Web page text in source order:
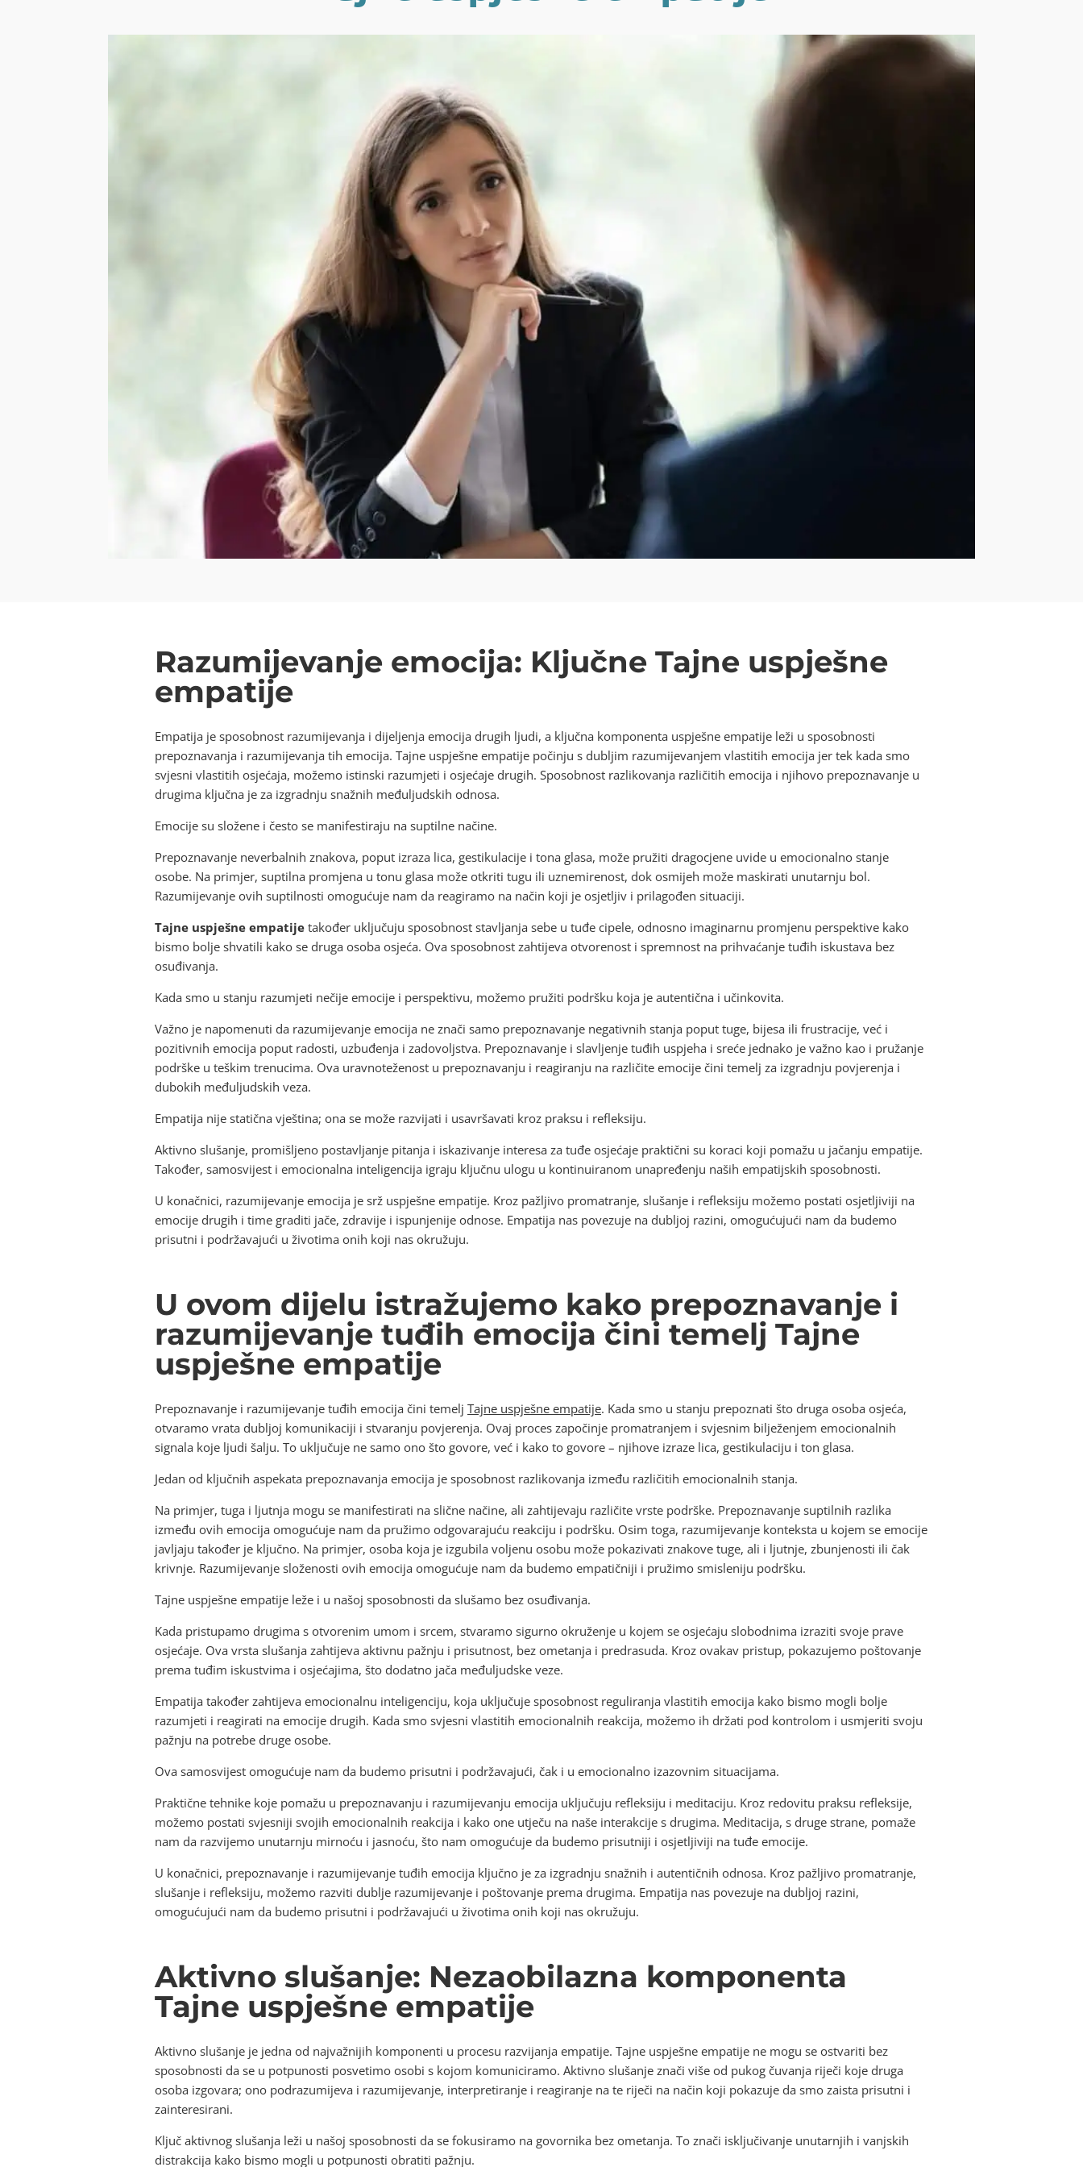
Razumijevanje emocija: Ključne Tajne uspješne
empatije
Empatija je sposobnost razumijevanja i dijeljenja emocija drugih ljudi, a ključna komponenta uspješne empatije leži u sposobnosti
prepoznavanja i razumijevanja tih emocija. Tajne uspješne empatije počinju s dubljim razumijevanjem vlastitih emocija jer tek kada smo
svjesni vlastitih osjećaja, možemo istinski razumjeti i osjećaje drugih. Sposobnost razlikovanja različitih emocija i njihovo prepoznavanje u
drugima ključna je za izgradnju snažnih međuljudskih odnosa.
Emocije su složene i često se manifestiraju na suptilne načine.
Prepoznavanje neverbalnih znakova, poput izraza lica, gestikulacije i tona glasa, može pružiti dragocjene uvide u emocionalno stanje
osobe. Na primjer, suptilna promjena u tonu glasa može otkriti tugu ili uznemirenost, dok osmijeh može maskirati unutarnju bol.
Razumijevanje ovih suptilnosti omogućuje nam da reagiramo na način koji je osjetljiv i prilagođen situaciji.
Tajne uspješne empatije također uključuju sposobnost stavljanja sebe u tuđe cipele, odnosno imaginarnu promjenu perspektive kako
bismo bolje shvatili kako se druga osoba osjeća. Ova sposobnost zahtijeva otvorenost i spremnost na prihvaćanje tuđih iskustava bez
osuđivanja.
Kada smo u stanju razumjeti nečije emocije i perspektivu, možemo pružiti podršku koja je autentična i učinkovita.
Važno je napomenuti da razumijevanje emocija ne znači samo prepoznavanje negativnih stanja poput tuge, bijesa ili frustracije, već i
pozitivnih emocija poput radosti, uzbuđenja i zadovoljstva. Prepoznavanje i slavljenje tuđih uspjeha i sreće jednako je važno kao i pružanje
podrške u teškim trenucima. Ova uravnoteženost u prepoznavanju i reagiranju na različite emocije čini temelj za izgradnju povjerenja i
dubokih međuljudskih veza.
Empatija nije statična vještina; ona se može razvijati i usavršavati kroz praksu i refleksiju.
Aktivno slušanje, promišljeno postavljanje pitanja i iskazivanje interesa za tuđe osjećaje praktični su koraci koji pomažu u jačanju empatije.
Također, samosvijest i emocionalna inteligencija igraju ključnu ulogu u kontinuiranom unapređenju naših empatijskih sposobnosti.
U konačnici, razumijevanje emocija je srž uspješne empatije. Kroz pažljivo promatranje, slušanje i refleksiju možemo postati osjetljiviji na
emocije drugih i time graditi jače, zdravije i ispunjenije odnose. Empatija nas povezuje na dubljoj razini, omogućujući nam da budemo
prisutni i podržavajući u životima onih koji nas okružuju.
U ovom dijelu istražujemo kako prepoznavanje i
razumijevanje tuđih emocija čini temelj Tajne
uspješne empatije
Prepoznavanje i razumijevanje tuđih emocija čini temelj Tajne uspješne empatije. Kada smo u stanju prepoznati što druga osoba osjeća,
otvaramo vrata dubljoj komunikaciji i stvaranju povjerenja. Ovaj proces započinje promatranjem i svjesnim bilježenjem emocionalnih
signala koje ljudi šalju. To uključuje ne samo ono što govore, već i kako to govore – njihove izraze lica, gestikulaciju i ton glasa.
Jedan od ključnih aspekata prepoznavanja emocija je sposobnost razlikovanja između različitih emocionalnih stanja.
Na primjer, tuga i ljutnja mogu se manifestirati na slične načine, ali zahtijevaju različite vrste podrške. Prepoznavanje suptilnih razlika
između ovih emocija omogućuje nam da pružimo odgovarajuću reakciju i podršku. Osim toga, razumijevanje konteksta u kojem se emocije
javljaju također je ključno. Na primjer, osoba koja je izgubila voljenu osobu može pokazivati znakove tuge, ali i ljutnje, zbunjenosti ili čak
krivnje. Razumijevanje složenosti ovih emocija omogućuje nam da budemo empatičniji i pružimo smisleniju podršku.
Tajne uspješne empatije leže i u našoj sposobnosti da slušamo bez osuđivanja.
Kada pristupamo drugima s otvorenim umom i srcem, stvaramo sigurno okruženje u kojem se osjećaju slobodnima izraziti svoje prave
osjećaje. Ova vrsta slušanja zahtijeva aktivnu pažnju i prisutnost, bez ometanja i predrasuda. Kroz ovakav pristup, pokazujemo poštovanje
prema tuđim iskustvima i osjećajima, što dodatno jača međuljudske veze.
Empatija također zahtijeva emocionalnu inteligenciju, koja uključuje sposobnost reguliranja vlastitih emocija kako bismo mogli bolje
razumjeti i reagirati na emocije drugih. Kada smo svjesni vlastitih emocionalnih reakcija, možemo ih držati pod kontrolom i usmjeriti svoju
pažnju na potrebe druge osobe.
Ova samosvijest omogućuje nam da budemo prisutni i podržavajući, čak i u emocionalno izazovnim situacijama.
Praktične tehnike koje pomažu u prepoznavanju i razumijevanju emocija uključuju refleksiju i meditaciju. Kroz redovitu praksu refleksije,
možemo postati svjesniji svojih emocionalnih reakcija i kako one utječu na naše interakcije s drugima. Meditacija, s druge strane, pomaže
nam da razvijemo unutarnju mirnoću i jasnoću, što nam omogućuje da budemo prisutniji i osjetljiviji na tuđe emocije.
U konačnici, prepoznavanje i razumijevanje tuđih emocija ključno je za izgradnju snažnih i autentičnih odnosa. Kroz pažljivo promatranje,
slušanje i refleksiju, možemo razviti dublje razumijevanje i poštovanje prema drugima. Empatija nas povezuje na dubljoj razini,
omogućujući nam da budemo prisutni i podržavajući u životima onih koji nas okružuju.
Aktivno slušanje: Nezaobilazna komponenta
Tajne uspješne empatije
Aktivno slušanje je jedna od najvažnijih komponenti u procesu razvijanja empatije. Tajne uspješne empatije ne mogu se ostvariti bez
sposobnosti da se u potpunosti posvetimo osobi s kojom komuniciramo. Aktivno slušanje znači više od pukog čuvanja riječi koje druga
osoba izgovara; ono podrazumijeva i razumijevanje, interpretiranje i reagiranje na te riječi na način koji pokazuje da smo zaista prisutni i
zainteresirani.
Ključ aktivnog slušanja leži u našoj sposobnosti da se fokusiramo na govornika bez ometanja. To znači isključivanje unutarnjih i vanjskih
distrakcija kako bismo mogli u potpunosti obratiti pažnju.